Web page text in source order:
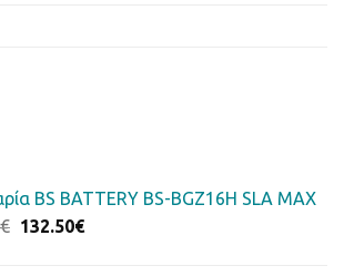
BS BATTERY BS-BGZ16H SLA MAX
€ Original
132.50€Η